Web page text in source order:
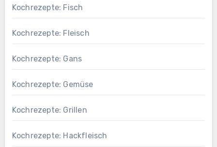
Kochrezepte: Fisch
Kochrezepte: Fleisch
Kochrezepte: Gans
Kochrezepte: Gemüse
Kochrezepte: Grillen
Kochrezepte: Hackfleisch